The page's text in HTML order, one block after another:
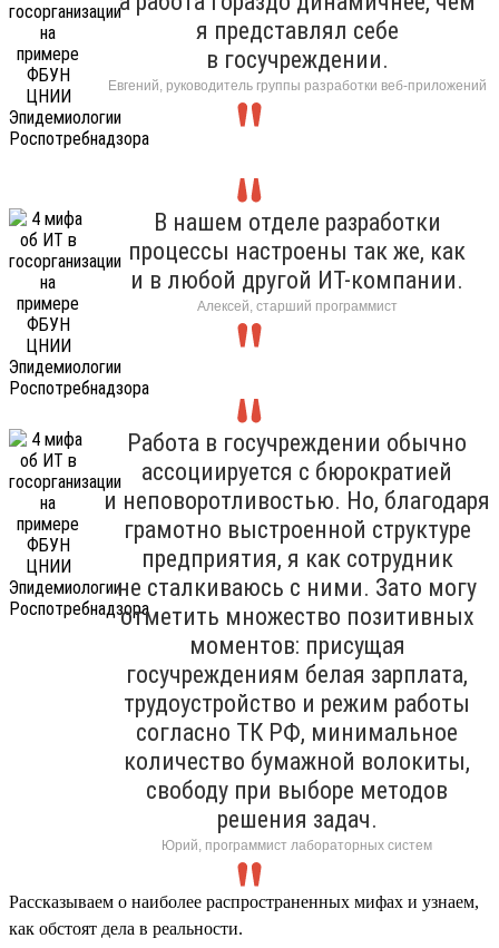
я представлял себе
в госучреждении.
Евгений, руководитель группы разработки веб-приложений
В нашем отделе разработки
процессы настроены так же, как
и в любой другой ИТ-компании.
Алексей, старший программист
Работа в госучреждении обычно
ассоциируется с бюрократией
и неповоротливостью. Но, благодаря
грамотно выстроенной структуре
предприятия, я как сотрудник
не сталкиваюсь с ними. Зато могу
отметить множество позитивных
моментов: присущая
госучреждениям белая зарплата,
трудоустройство и режим работы
согласно ТК РФ, минимальное
количество бумажной волокиты,
свободу при выборе методов
решения задач.
Юрий, программист лабораторных систем
Рассказываем о наиболее распространенных мифах и узнаем,
как обстоят дела в реальности.